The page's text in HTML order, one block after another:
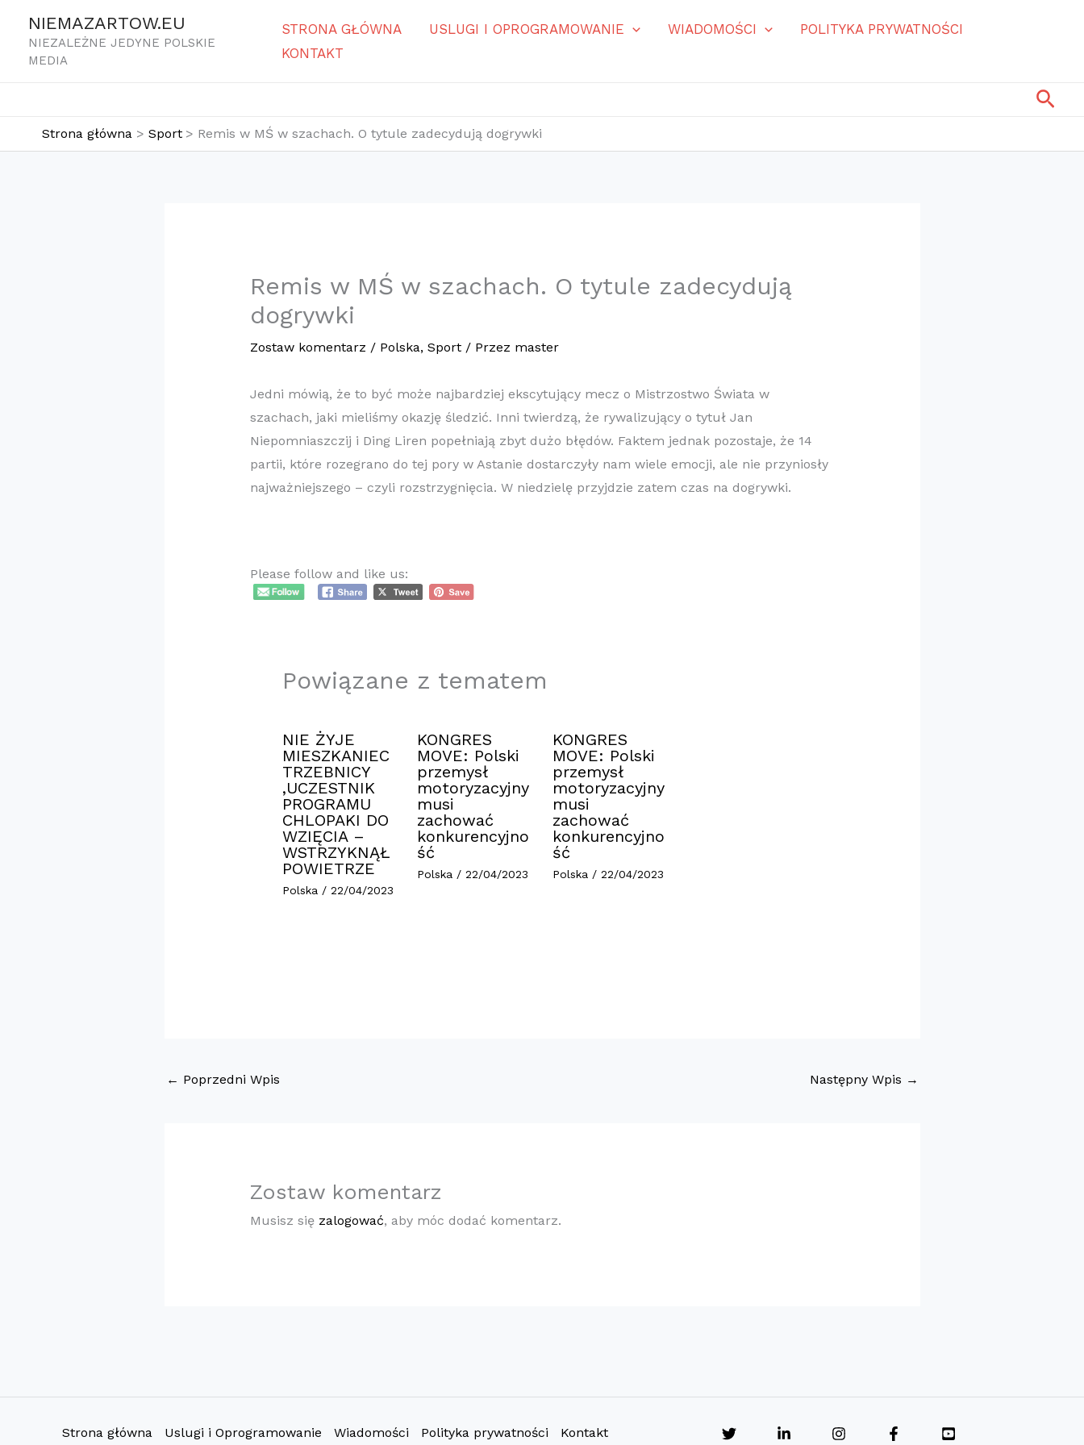
treści
NIEMAZARTOW.EU
NIEZALEŻNE JEDYNE POLSKIE
MEDIA
STRONA GŁÓWNA USLUGI I OPROGRAMOWANIE WIADOMOŚCI
POLITYKA PRYWATNOŚCI
KONTAKT
Strona główna Sport Remis w MŚ w szachach. O tytule zadecydują dogrywki
Remis w MŚ w szachach. O tytule zadecydują
dogrywki
Zostaw komentarz / Polska,Sport / Przez master
Jedni mówią, że to być może najbardziej ekscytujący mecz o Mistrzostwo Świata w
szachach, jaki mieliśmy okazję śledzić. Inni twierdzą, że rywalizujący o tytuł Jan
Niepomniaszczij i Ding Liren popełniają zbyt dużo błędów. Faktem jednak pozostaje, że 14
partii, które rozegrano do tej pory w Astanie dostarczyły nam wiele emocji, ale nie przyniosły
najważniejszego – czyli rozstrzygnięcia. W niedzielę przyjdzie zatem czas na dogrywki.
Please follow and like us:
Powiązane z tematem
NIE ŻYJE
MIESZKANIEC
TRZEBNICY
,UCZESTNIK
PROGRAMU
CHLOPAKI DO
WZIĘCIA –
WSTRZYKNĄŁ
POWIETRZE
Polska /22/04/2023
KONGRES
MOVE: Polski
przemysł
motoryzacyjny
musi
zachować
konkurencyjno
ść
Polska /22/04/2023
KONGRES
MOVE: Polski
przemysł
motoryzacyjny
musi
zachować
konkurencyjno
ść
Polska / 22/04/2023
← Poprzedni Wpis Następny Wpis →
Zostaw komentarz
Musisz się zalogować, aby móc dodać komentarz.
Strona główna Uslugi i Oprogramowanie Wiadomości Polityka prywatności Kontakt